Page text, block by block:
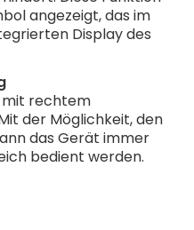
angezeigt, das im
Display des
mit rechtem
der Möglichkeit, den
das Gerät immer
bedient werden.